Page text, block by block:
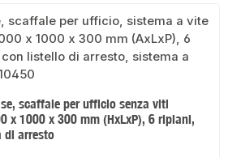
scaffale per ufficio senza viti
x 1000 x 300 mm (HxLxP), 6 ripiani,
di arresto